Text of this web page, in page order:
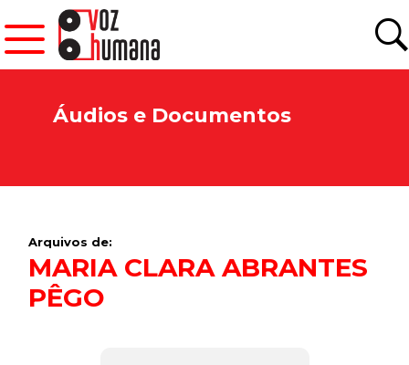
Áudios e Documentos
Arquivos de:
MARIA CLARA ABRANTES
PÊGO